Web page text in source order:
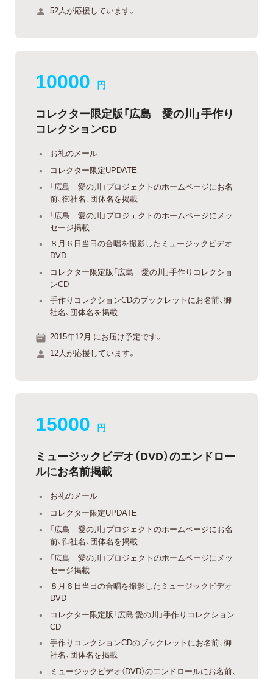
52人が応援しています。
10000 円
コレクター限定版「広島 愛の川」手作り
コレクションCD
お礼のメール
コレクター限定UPDATE
「広島 愛の川」プロジェクトのホームページにお名
前、御社名、団体名を掲載
「広島 愛の川」プロジェクトのホームページにメッ
セージ掲載
８月６日当日の合唱を撮影したミュージックビデオ
DVD
コレクター限定版「広島 愛の川」手作りコレクショ
ンCD
手作りコレクションCDのブックレットにお名前、御
社名、団体名を掲載
2015年12月 にお届け予定です。
12人が応援しています。
15000 円
ミュージックビデオ（DVD）のエンドロー
ルにお名前掲載
お礼のメール
コレクター限定UPDATE
「広島 愛の川」プロジェクトのホームページにお名
前、御社名、団体名を掲載
「広島 愛の川」プロジェクトのホームページにメッ
セージ掲載
８月６日当日の合唱を撮影したミュージックビデオ
DVD
コレクター限定版「広島 愛の川」手作りコレクション
CD
手作りコレクションCDのブックレットにお名前、御
社名、団体名を掲載
ミュージックビデオ（DVD）のエンドロールにお名前、